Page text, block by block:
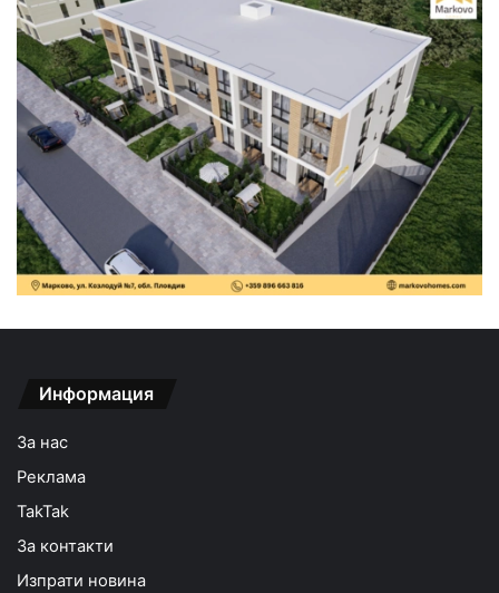
Информация
За нас
Реклама
TakTak
За контакти
Изпрати новина